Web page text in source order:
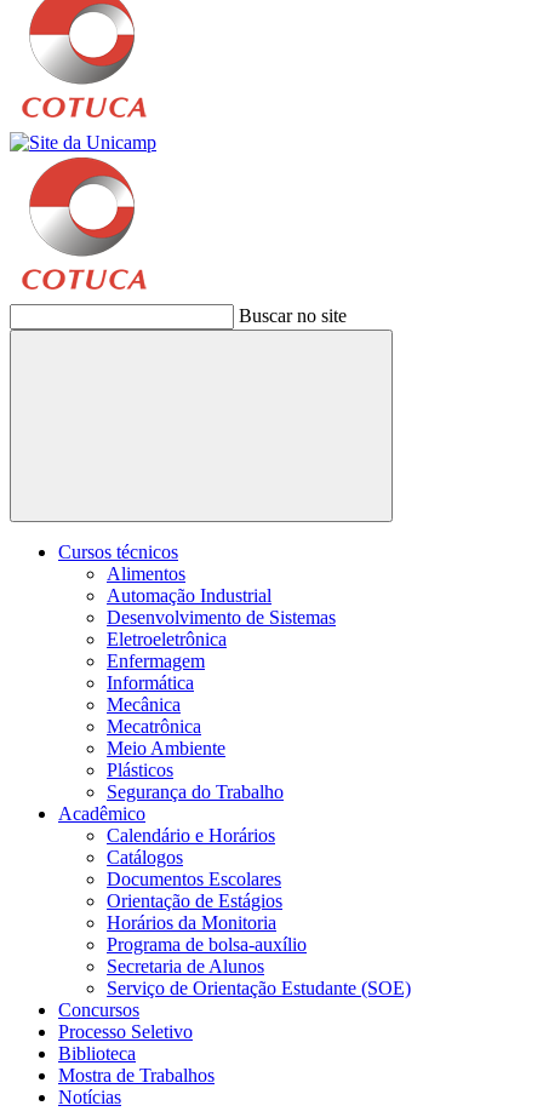
Buscar no site
Buscar
Cursos técnicos
Alimentos
Automação Industrial
Desenvolvimento de Sistemas
Eletroeletrônica
Enfermagem
Informática
Mecânica
Mecatrônica
Meio Ambiente
Plásticos
Segurança do Trabalho
Acadêmico
Calendário e Horários
Catálogos
Documentos Escolares
Orientação de Estágios
Horários da Monitoria
Programa de bolsa-auxílio
Secretaria de Alunos
Serviço de Orientação Estudante (SOE)
Concursos
Processo Seletivo
Biblioteca
Mostra de Trabalhos
Notícias